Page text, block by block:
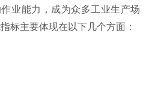
业能力，成为众多工业生产场
标主要体现在以下几个方面：